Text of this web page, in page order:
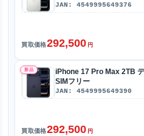
JAN: 4549995649376
買取価格292,500 円
新品
iPhone 17 Pro Max 2TB
SIMフリー
JAN: 4549995649390
買取価格292,500 円